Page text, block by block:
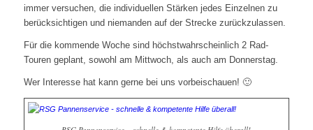
immer versuchen, die individuellen Stärken jedes Einzelnen zu
berücksichtigen und niemanden auf der Strecke zurückzulassen.
Für die kommende Woche sind höchstwahrscheinlich 2 Rad-
Touren geplant, sowohl am Mittwoch, als auch am Donnerstag.
Wer Interesse hat kann gerne bei uns vorbeischauen! 🙂